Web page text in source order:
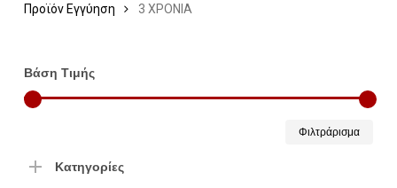
Προϊόν Εγγύηση 3 ΧΡΟΝΙΑ
Βάση Τιμής
Φιλτράρισμα
Κατηγορίες